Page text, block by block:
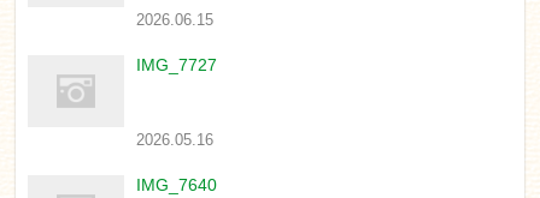
2026.06.15
IMG_7727
2026.05.16
IMG_7640